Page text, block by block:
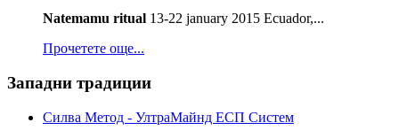
Natemamu ritual 13-22 january 2015 Ecuador,...
Прочетете още...
Западни традиции
Силва Метод - УлтраМайнд ЕСП Систем